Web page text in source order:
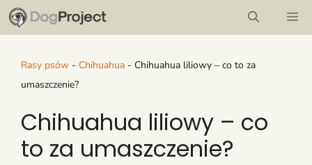
Przejdź
do
treściRasy psów - Chihuahua - Chihuahua liliowy – co to za
umaszczenie?
Chihuahua liliowy – co
to za umaszczenie?